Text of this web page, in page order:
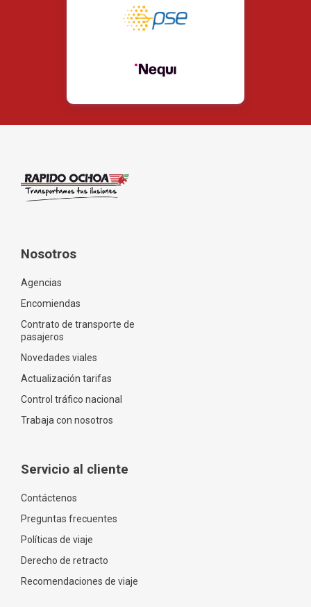
Nosotros
Agencias
Encomiendas
Contrato de transporte de
pasajeros
Novedades viales
Actualización tarifas
Control tráfico nacional
Trabaja con nosotros
Servicio al cliente
Contáctenos
Preguntas frecuentes
Políticas de viaje
Derecho de retracto
Recomendaciones de viaje